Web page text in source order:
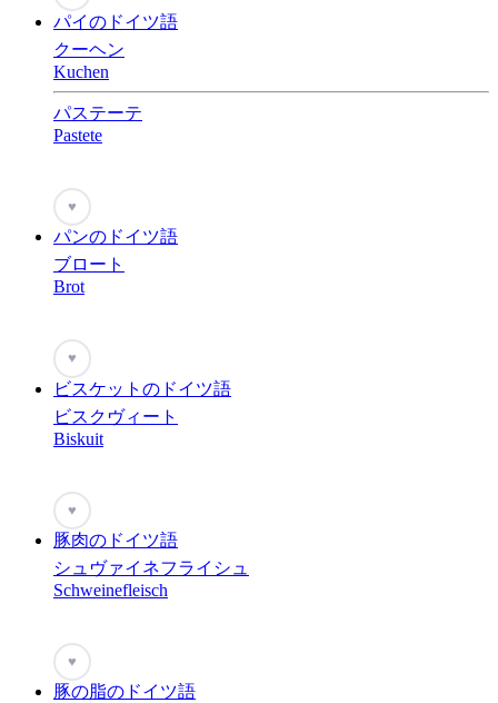
パイのドイツ語
クーヘン
Kuchen
パステーテ
Pastete
♥
パンのドイツ語
ブロート
Brot
♥
ビスケットのドイツ語
ビスクヴィート
Biskuit
♥
豚肉のドイツ語
シュヴァイネフライシュ
Schweinefleisch
♥
豚の脂のドイツ語